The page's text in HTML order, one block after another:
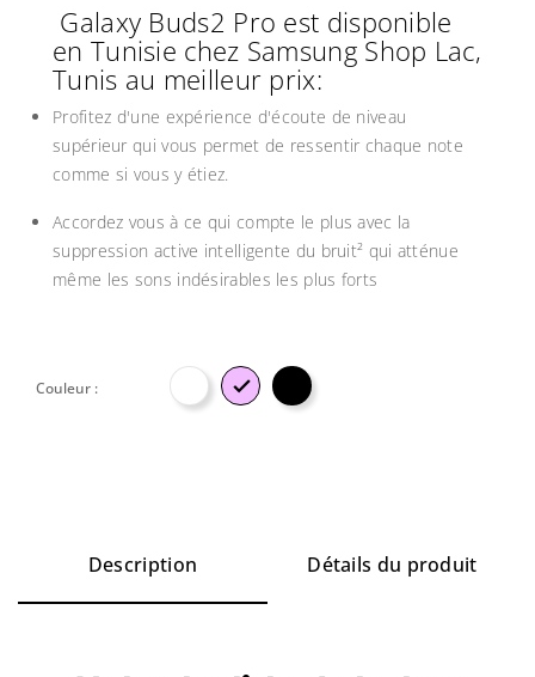
Galaxy Buds2 Pro est disponible
en Tunisie chez Samsung Shop Lac,
Tunis au meilleur prix:
Profitez d'une expérience d'écoute de niveau
supérieur qui vous permet de ressentir chaque note
comme si vous y étiez.
Accordez vous à ce qui compte le plus avec la
suppression active intelligente du bruit² qui atténue
même les sons indésirables les plus forts
Couleur : 
Description Détails du produit